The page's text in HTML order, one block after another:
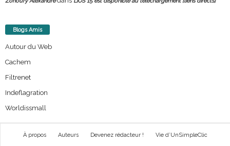
Blogs Amis
Autour du Web
Cachem
Filtrenet
Indeflagration
Worldissmall
À propos Auteurs Devenez rédacteur ! Vie d’UnSimpleClic